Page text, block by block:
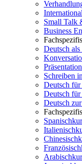
Small Talk
Business
Deutsch als
Schreiben
Deutsch
Deutsch
Deutsch